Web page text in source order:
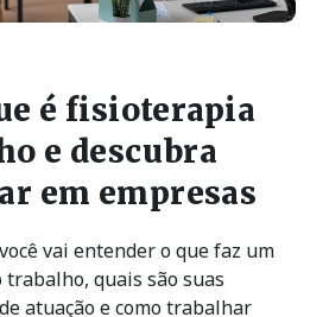
é fisioterapia
e descubra
em empresas
vai entender o que faz um
quais são suas
atuação e como trabalhar